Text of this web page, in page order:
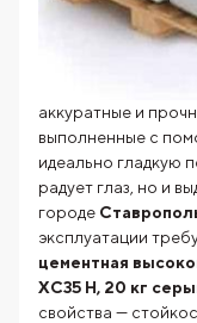
аккуратные и
выполненные с
идеально гладкую
радует глаз, но и
городе
эксплуатации
цементная
XC35 H, 20 кг
свойства —